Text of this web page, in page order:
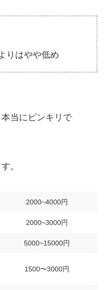
りはやや低め
当にピンキリで
。
2000~4000円
2000~3000円
5000~15000円
1500〜3000円